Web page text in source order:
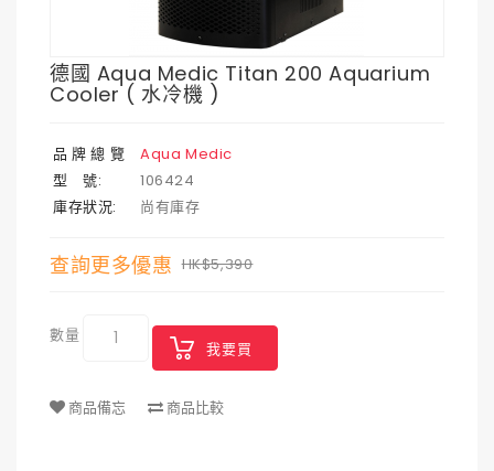
德國 Aqua Medic Titan 200 Aquarium
Cooler ( 水冷機 )
品 牌 總 覽
Aqua Medic
型 號:
106424
庫存狀況:
尚有庫存
查詢更多優惠 HK$5,390
數量
我要買
商品備忘 商品比較